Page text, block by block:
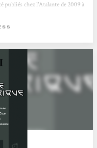
publiés chez l'Atalante de 2009 à
rôle permettant la mise en